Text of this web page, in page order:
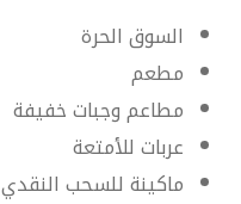
السوق الحرة
مطعم
مطاعم وجبات خفيفة
عربات للأمتعة
ماكينة للسحب النقدي